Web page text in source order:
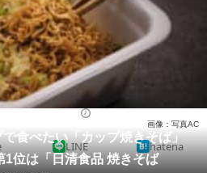
クイズ
地域
教育・育児
リサーチ
食べたい「カップ焼きそば」
位は「日清食品 焼きそば
画像：写真AC
LINE hatena